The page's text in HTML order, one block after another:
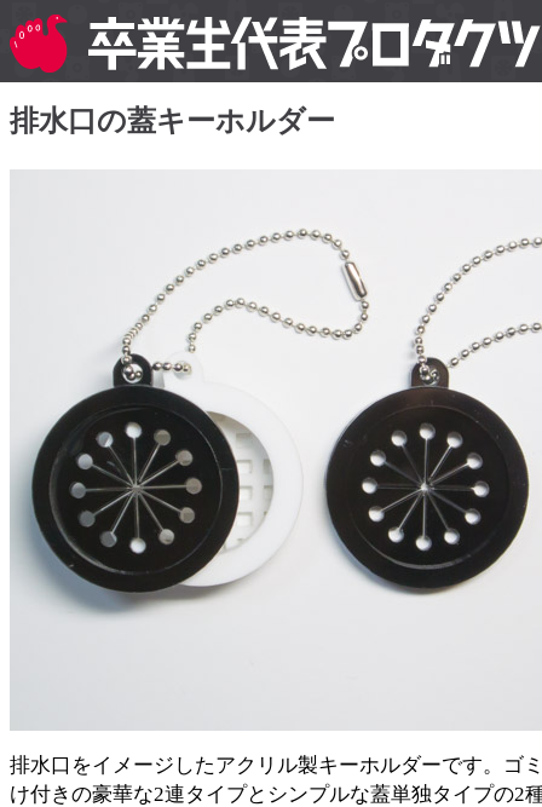
排水口の蓋キーホルダー
排水口をイメージしたアクリル製キーホルダーです。ゴ
け付きの豪華な2連タイプとシンプルな蓋単独タイプの2